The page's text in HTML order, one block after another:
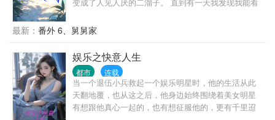
的一次回眸。”
赶海工具。 从此，我的人生就像开了挂。 一把沙铲，
轻松日入数千； 一把铁锹，我居然挖到了一桶的黄油
蟹； 一支鱼竿在手，我感觉我承包了大海，属于自己
的大海，大黄花、大红斑… 简介无力，请看正文。
最新： 番外 6、舅舅家
娱乐之快意人生
都市 连载
当一个退伍小兵救起一个娱乐明星时，他的生活从此
天翻地覆，也从这之后，他身边始终围绕着美女明星
有想跟他真心一起的，也有想征服他的，更有千里迢